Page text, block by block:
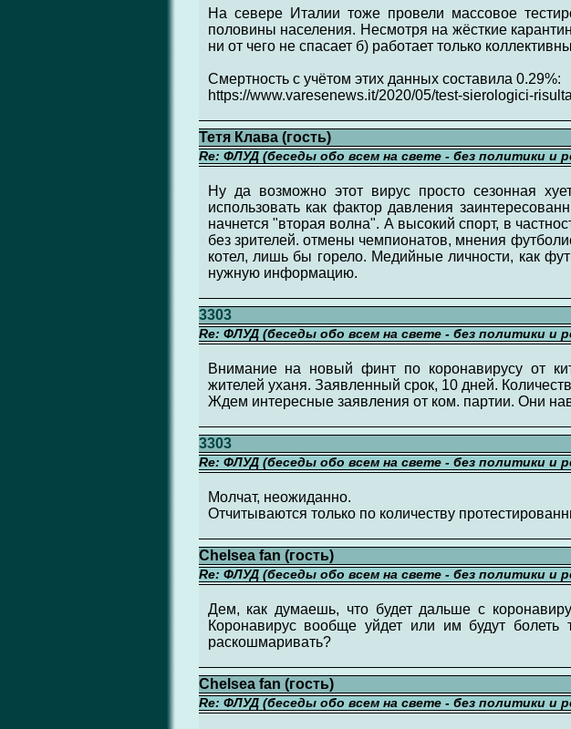
На севере Италии тоже провели массовое
половины населения. Несмотря на жёсткие
ни от чего не спасает б) работает только
Смертность с учётом этих данных составила 0.29%:
https://www.varesenews.it/2020/05/test-sierologici-
Тетя Клава (гость)
Re: ФЛУД (беседы обо всем на свете - без политики и
Ну да возможно этот вирус просто сезонная
использовать как фактор давления
начнется "вторая волна". А высокий спорт, в
без зрителей. отмены чемпионатов, мнения
котел, лишь бы горело. Медийные личности, как
нужную информацию.
3303
Re: ФЛУД (беседы обо всем на свете - без политики и
Внимание на новый финт по коронавирусу от
жителей уханя. Заявленный срок, 10 дней.
Ждем интересные заявления от ком. партии. Они
3303
Re: ФЛУД (беседы обо всем на свете - без политики и
Молчат, неожиданно.
Отчитываются только по количеству
Chelsea fan (гость)
Re: ФЛУД (беседы обо всем на свете - без политики и
Дем, как думаешь, что будет дальше с
Коронавирус вообще уйдет или им будут
раскошмаривать?
Chelsea fan (гость)
Re: ФЛУД (беседы обо всем на свете - без политики и